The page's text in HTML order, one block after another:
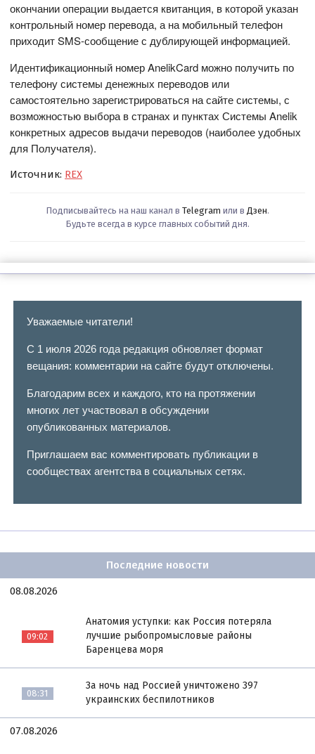
окончании операции выдается квитанция, в которой указан
контрольный номер перевода, а на мобильный телефон
приходит SMS-сообщение с дублирующей информацией.
Идентификационный номер AnelikCard можно получить по
телефону системы денежных переводов или
самостоятельно зарегистрироваться на сайте системы, с
возможностью выбора в странах и пунктах Системы Anelik
конкретных адресов выдачи переводов (наиболее удобных
для Получателя).
Источник: REX
Подписывайтесь на наш канал в Telegram или в Дзен.
Будьте всегда в курсе главных событий дня.
Уважаемые читатели!
С 1 июля 2026 года редакция обновляет формат
вещания: комментарии на сайте будут отключены.
Благодарим всех и каждого, кто на протяжении
многих лет участвовал в обсуждении
опубликованных материалов.
Приглашаем вас комментировать публикации в
сообществах агентства в социальных сетях.
Последние новости
08.08.2026
09:02
Анатомия уступки: как Россия потеряла
лучшие рыбопромысловые районы
Баренцева моря
08:31
За ночь над Россией уничтожено 397
украинских беспилотников
07.08.2026